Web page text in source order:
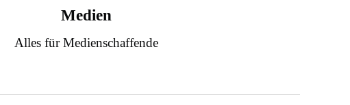
Medien
Alles für Medienschaffende